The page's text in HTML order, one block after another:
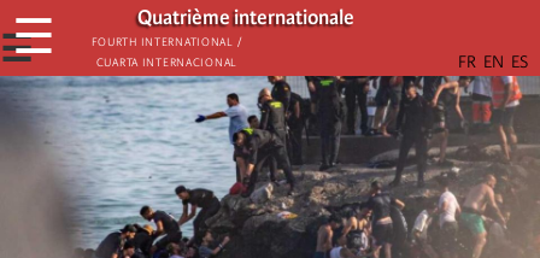
Aller
au
contenu
principal
Quatrième internationale
Fourth International /
Cuarta Internacional
☰
☰